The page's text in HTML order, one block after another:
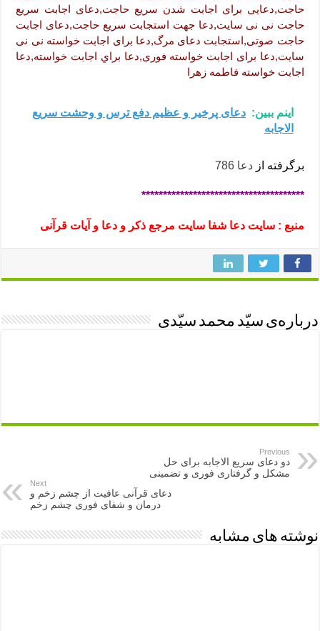
حاجت,دعایی برای اجابت شدن سریع حاجت,دعای اجابت سریع
حاجت نی نی سایت,دعا جهت استجابت سریع حاجت,دعای اجابت
حاجت صوتی,استجابت دعای مرگ,دعا برای اجابت خواسته نی نی
سایت,دعا برای اجابت خواسته فوری,دعا براي اجابت خواسته,دعا
اجابت خواسته فاطمه زهرا
اینم ببین: دعای پرخیر و عظیم دفع ترس و وحشت سریع
الاجابه
برگرفته ازدعا 786
**************************************
منبع : سایت دعا شفا سایت مرجع ذکر و دعا و آیات قرآنی
درباره‌ی سیّد محمد سیّدی
Previous
دو دعای سریع الاجابه برای حل
مشکل و گرفتاری فوری و تضمینی
Next
دعای قرآنی عافیت از چشم زخم و
درمان و شفای فوری چشم زخم
نوشته های مشابه